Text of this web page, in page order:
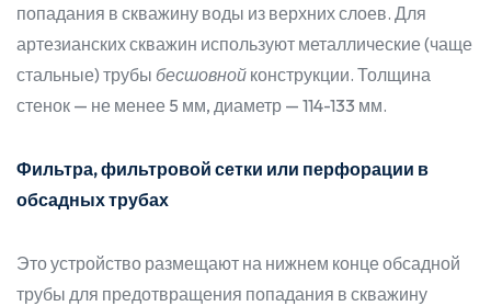
попадания в скважину воды из верхних слоев. Для
артезианских скважин используют металлические (чаще
стальные) трубы бесшовной конструкции. Толщина
стенок — не менее 5 мм, диаметр — 114-133 мм.
Фильтра, фильтровой сетки или перфорации в
обсадных трубах
Это устройство размещают на нижнем конце обсадной
трубы для предотвращения попадания в скважину